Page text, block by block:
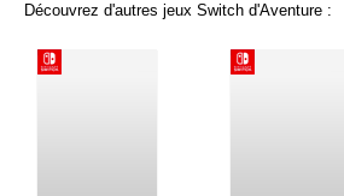
Découvrez d'autres jeux Switch d'Aventure :